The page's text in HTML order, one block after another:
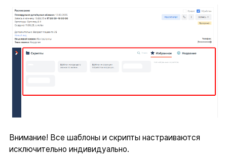
Внимание! Все шаблоны и скрипты настраиваются
исключительно индивидуально.